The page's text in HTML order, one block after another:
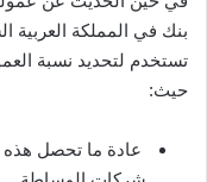
بنك في المملكة العربية
تستخدم لتحديد نسبة
حيث:
عادة ما تحصل هذه